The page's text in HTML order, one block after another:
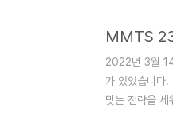
MMTS 23
2022년 3월
가 있었습니다
맞는 전략을 세